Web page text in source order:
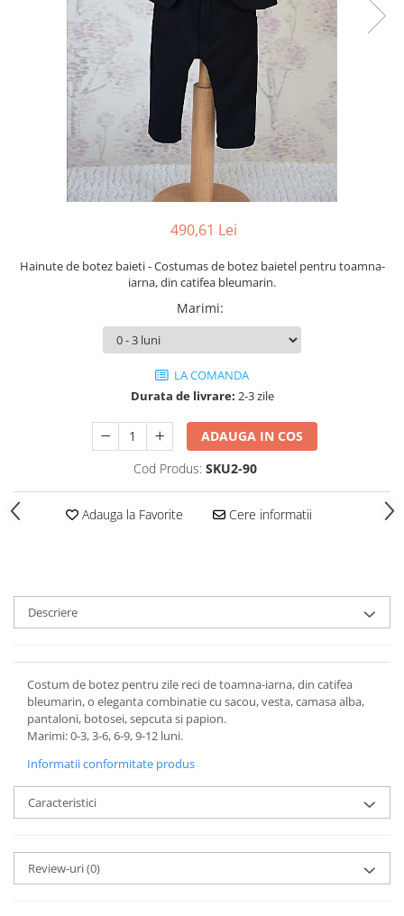
Cercei din aur dama
Cercei de aur lungi cu lant
Cercei din aur tortite
Cercei din aur alb
Cercei aur cu surub
490,61 Lei
Hainute de botez baieti - Costumas de botez baietel pentru toamna-
iarna, din catifea bleumarin.
Marimi:
LA COMANDA
Durata de livrare: 2-3 zile
ADAUGA IN COS
Cod Produs: SKU2-90
Adauga la Favorite Cere informatii
Descriere
Costum de botez pentru zile reci de toamna-iarna, din catifea
bleumarin, o eleganta combinatie cu sacou, vesta, camasa alba,
pantaloni, botosei, sepcuta si papion.
Marimi: 0-3, 3-6, 6-9, 9-12 luni.
Informatii conformitate produs
Caracteristici
Review-uri(0)